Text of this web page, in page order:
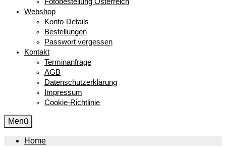
Webshop
Konto-Details
Bestellungen
Passwort vergessen
Kontakt
Terminanfrage
AGB
Datenschutzerklärung
Impressum
Cookie-Richtlinie
Menü
Home